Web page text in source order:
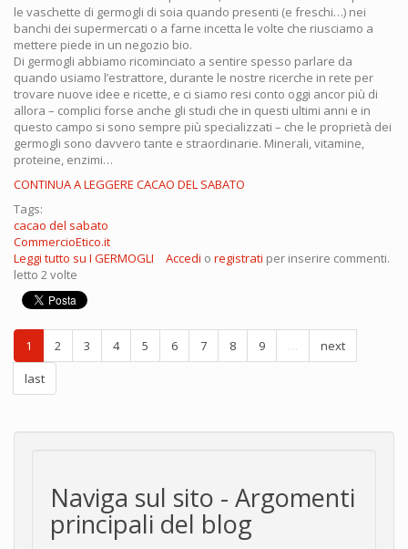
le vaschette di germogli di soia quando presenti (e freschi…) nei
banchi dei supermercati o a farne incetta le volte che riusciamo a
mettere piede in un negozio bio.
Di germogli abbiamo ricominciato a sentire spesso parlare da
quando usiamo l’estrattore, durante le nostre ricerche in rete per
trovare nuove idee e ricette, e ci siamo resi conto oggi ancor più di
allora – complici forse anche gli studi che in questi ultimi anni e in
questo campo si sono sempre più specializzati – che le proprietà dei
germogli sono davvero tante e straordinarie. Minerali, vitamine,
proteine, enzimi…
CONTINUA A LEGGERE CACAO DEL SABATO
Tags:
cacao del sabato
CommercioEtico.it
Leggi tutto su I GERMOGLI Accedi o registrati per inserire commenti.
letto 2 volte
1 2 3 4 5 6 7 8 9
next
last
Naviga sul sito - Argomenti
principali del blog